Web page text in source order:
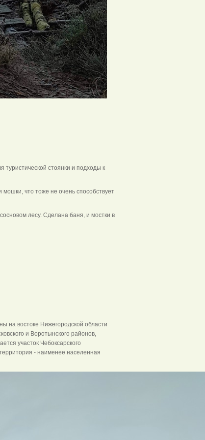
стоянки и подходы к
что тоже не очень способствует
лесу. Сделана баня, и мостки в
на востоке Нижегородской области
и Воротынского районов,
участок Чебоксарского
- наименее населенная